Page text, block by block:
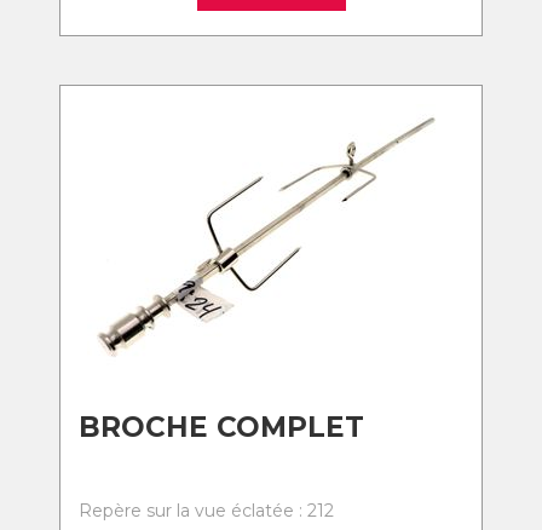
BROCHE COMPLET
Repère sur la vue éclatée : 212